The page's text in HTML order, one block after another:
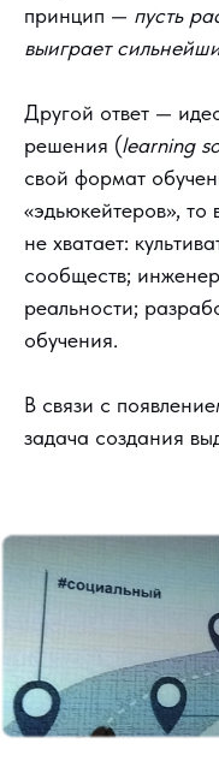
принцип — пусть
выиграет
Другой ответ —
решения (learning
свой формат
«эдьюкейтеров»,
не хватает:
сообществ;
реальности;
обучения.
В связи с
задача создания